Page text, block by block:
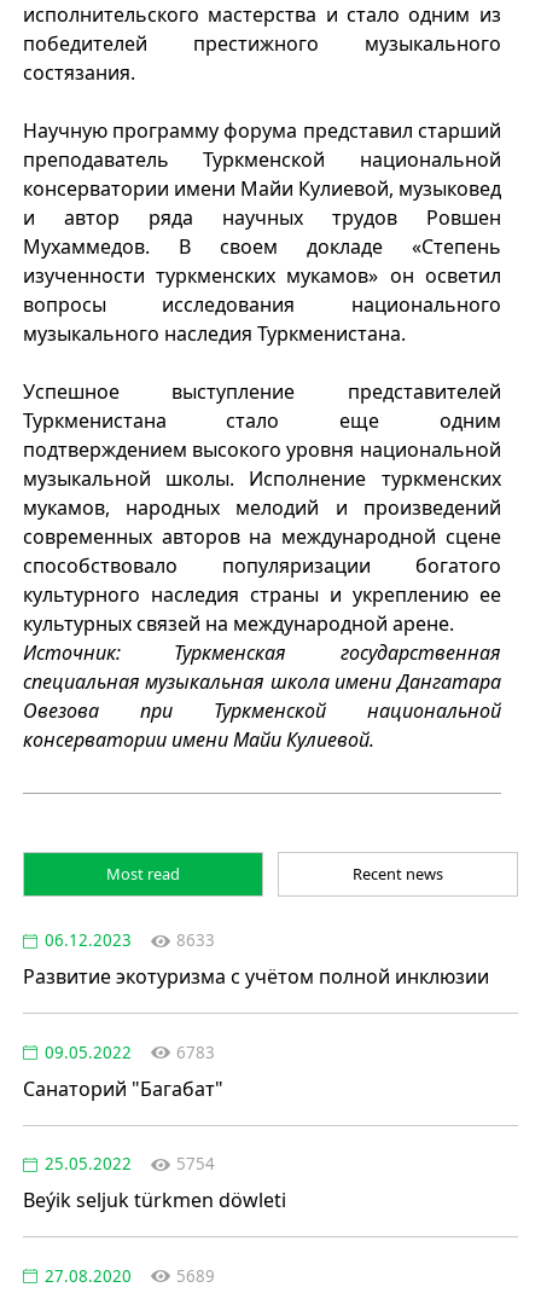
исполнительского мастерства и стало одним из
победителей престижного музыкального
состязания.
Научную программу форума представил старший
преподаватель Туркменской национальной
консерватории имени Майи Кулиевой, музыковед
и автор ряда научных трудов Ровшен
Мухаммедов. В своем докладе «Степень
изученности туркменских мукамов» он осветил
вопросы исследования национального
музыкального наследия Туркменистана.
Успешное выступление представителей
Туркменистана стало еще одним
подтверждением высокого уровня национальной
музыкальной школы. Исполнение туркменских
мукамов, народных мелодий и произведений
современных авторов на международной сцене
способствовало популяризации богатого
культурного наследия страны и укреплению ее
культурных связей на международной арене.
Источник: Туркменская государственная
специальная музыкальная школа имени Дангатара
Овезова при Туркменской национальной
консерватории имени Майи Кулиевой.
Most read Recent news
06.12.2023 8633
Развитие экотуризма с учётом полной инклюзии
09.05.2022 6783
Санаторий "Багабат"
25.05.2022 5754
Beýik seljuk türkmen döwleti
27.08.2020 5689